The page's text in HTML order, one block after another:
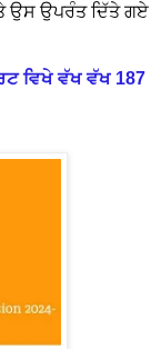
ਉਸ ਉਪਰੰਤ ਦਿੱਤੇ ਗਏ
ਵਿਖੇ ਵੱਖ ਵੱਖ 187